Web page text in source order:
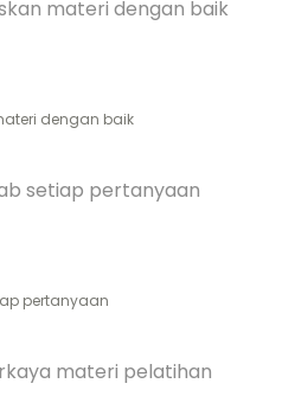
materi dengan baik
dengan baik
setiap pertanyaan
pertanyaan
materi pelatihan